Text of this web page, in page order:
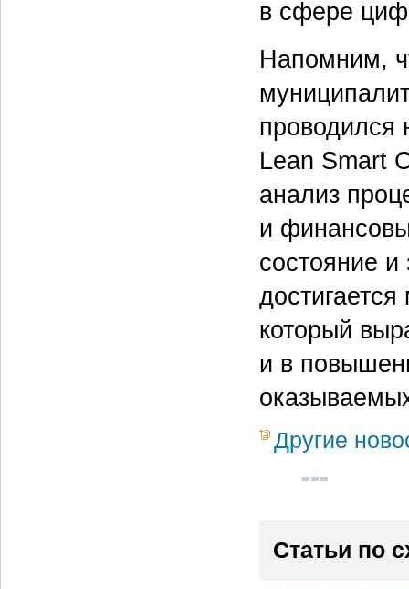
в сфере
Напомним,
проводился
Lean Smart
анализ
и
состояние
который
и в
Другие
Статьи по